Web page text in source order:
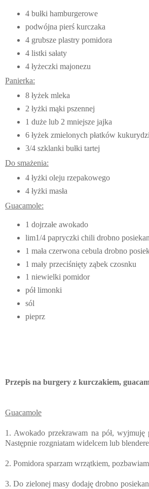
4 bułki hamburgerowe
podwójna pierś kurczaka
4 grubsze plastry pomidora
4 listki sałaty
4 łyżeczki majonezu
Panierka:
8 łyżek mleka
2 łyżki mąki pszennej
1 duże lub 2 mniejsze jajka
6 łyżek zmielonych płatków
3/4 szklanki bułki tartej
Do smażenia:
4 łyżki oleju rzepakowego
4 łyżki masła
Guacamole:
1 dojrzałe awokado
lim1/4 papryczki chili drobno
1 mała czerwona cebula drobno
1 mały przeciśnięty ząbek czosnku
1 niewielki pomidor
pół limonki
sól
pieprz
Przepis na burgery z kurczakiem,
Guacamole
1. Awokado przekrawam na pół, wyjmuję
Następnie rozgniatam widelcem lub
2. Pomidora sparzam wrzątkiem,
3. Do zielonej masy dodaję drobno